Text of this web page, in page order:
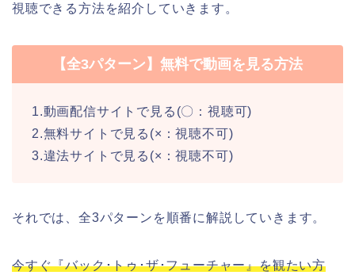
視聴できる方法を紹介していきます。
【全3パターン】無料で動画を見る方法
1.動画配信サイトで見る(〇：視聴可)
2.無料サイトで見る(×：視聴不可)
3.違法サイトで見る(×：視聴不可)
それでは、全3パターンを順番に解説していきます。
今すぐ『バック･トゥ･ザ･フューチャー』を観たい方